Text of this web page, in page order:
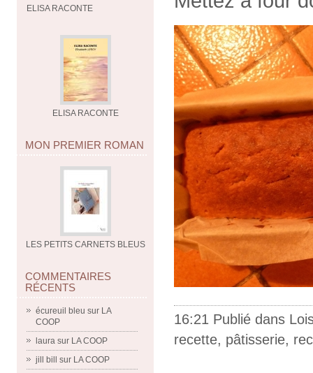
ELISA RACONTE
ELISA RACONTE
MON PREMIER ROMAN
LES PETITS CARNETS BLEUS
COMMENTAIRES
RÉCENTS
écureuil bleu sur LA
COOP
laura sur LA COOP
jill bill
sur LA COOP
16:21 Publié dans
recette, pâtisserie,